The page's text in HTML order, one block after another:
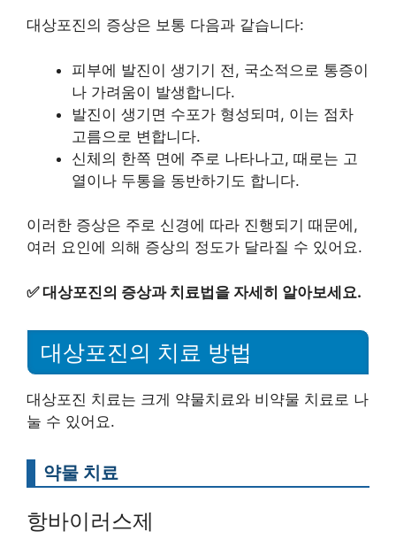
대상포진의 증상은 보통 다음과 같습니다:
피부에 발진이 생기기 전, 국소적으로 통증이
나 가려움이 발생합니다.
발진이 생기면 수포가 형성되며, 이는 점차
고름으로 변합니다.
신체의 한쪽 면에 주로 나타나고, 때로는 고
열이나 두통을 동반하기도 합니다.
이러한 증상은 주로 신경에 따라 진행되기 때문에,
여러 요인에 의해 증상의 정도가 달라질 수 있어요.
✅대상포진의 증상과 치료법을 자세히 알아보세요.
대상포진의 치료 방법
대상포진 치료는 크게 약물치료와 비약물 치료로 나
눌 수 있어요.
약물 치료
항바이러스제